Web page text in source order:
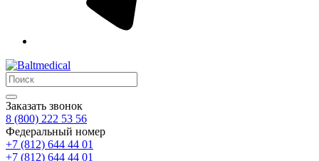
Заказать звонок
8 (800) 222 53 56
Федеральный номер
+7 (812) 644 44 01
+7 (812) 644 44 01